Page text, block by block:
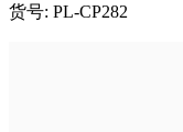
货号: PL-CP282